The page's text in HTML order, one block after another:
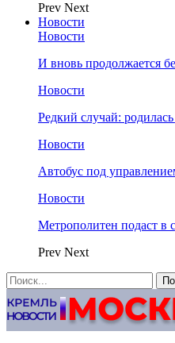
Prev Next
Новости
Новости
И вновь продолжается
Новости
Редкий случай:
Новости
Автобус под
Новости
Метрополитен подаст в
Prev Next